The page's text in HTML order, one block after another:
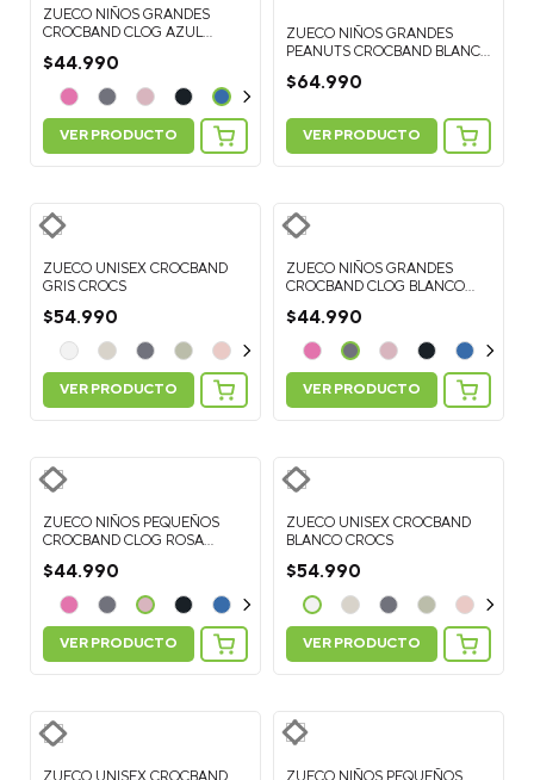
ZUECO NIÑOS GRANDES
CROCBAND CLOG AZUL
$44.990
VER PRODUCTO
ZUECO NIÑOS GRANDES
PEANUTS CROCBAND BLANCO
$64.990
VER PRODUCTO
ZUECO UNISEX CROCBAND
GRIS CROCS
$54.990
VER PRODUCTO
ZUECO NIÑOS GRANDES
CROCBAND CLOG BLANCO
$44.990
VER PRODUCTO
ZUECO NIÑOS PEQUEÑOS
CROCBAND CLOG ROSA
$44.990
VER PRODUCTO
ZUECO UNISEX CROCBAND
BLANCO CROCS
$54.990
VER PRODUCTO